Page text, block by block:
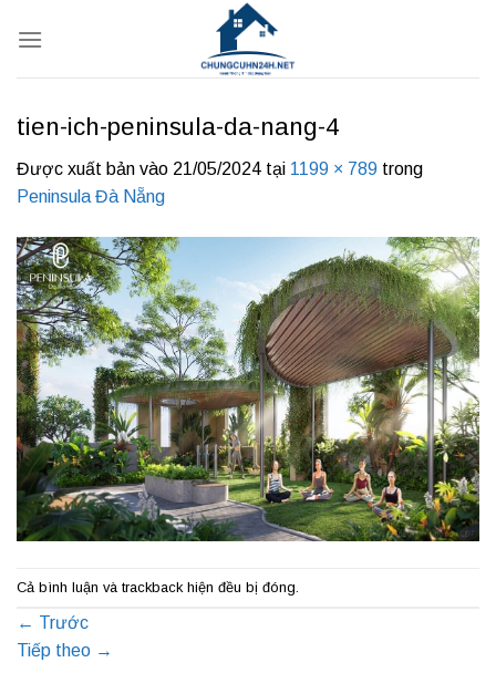
qua
tien-ich-peninsula-da-nang-4
Được xuất bản vào 21/05/2024 tại 1199 × 789 trong
Peninsula Đà Nẵng
Cả bình luận và trackback hiện đều bị đóng.
← Trước
Tiếp theo →